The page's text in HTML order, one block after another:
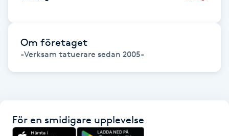
Friskvård
Funktionsanalys
Om företaget
För en smidigare upplevelse